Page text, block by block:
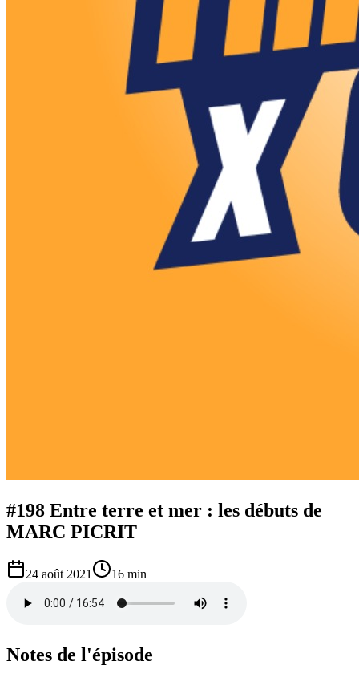
#198 Entre terre et mer : les débuts de
MARC PICRIT
24 août 2021 16 min
Notes de l'épisode